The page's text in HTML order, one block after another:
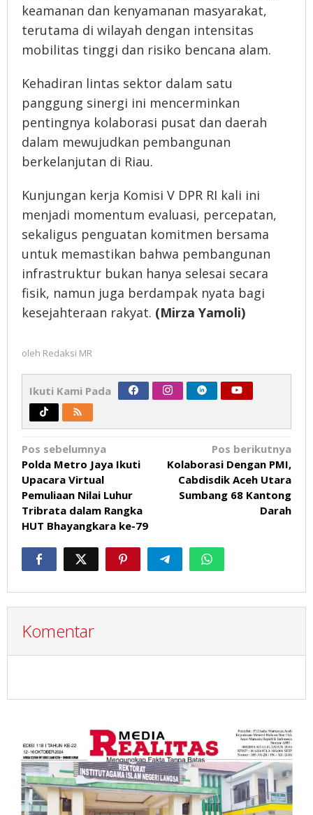
keamanan dan kenyamanan masyarakat,
terutama di wilayah dengan intensitas
mobilitas tinggi dan risiko bencana alam.
Kehadiran lintas sektor dalam satu
panggung sinergi ini mencerminkan
pentingnya kolaborasi pusat dan daerah
dalam mewujudkan pembangunan
berkelanjutan di Riau.
Kunjungan kerja Komisi V DPR RI kali ini
menjadi momentum evaluasi, percepatan,
sekaligus penguatan komitmen bersama
untuk memastikan bahwa pembangunan
infrastruktur bukan hanya selesai secara
fisik, namun juga berdampak nyata bagi
kesejahteraan rakyat. (Mirza Yamoli)
oleh Redaksi MR
Ikuti Kami Pada
Navigasi
pos
Pos sebelumnya
Polda Metro Jaya Ikuti
Upacara Virtual
Pemuliaan Nilai Luhur
Tribrata dalam Rangka
HUT Bhayangkara ke-79
Pos berikutnya
Kolaborasi Dengan PMI,
Cabdisdik Aceh Utara
Sumbang 68 Kantong
Darah
Komentar